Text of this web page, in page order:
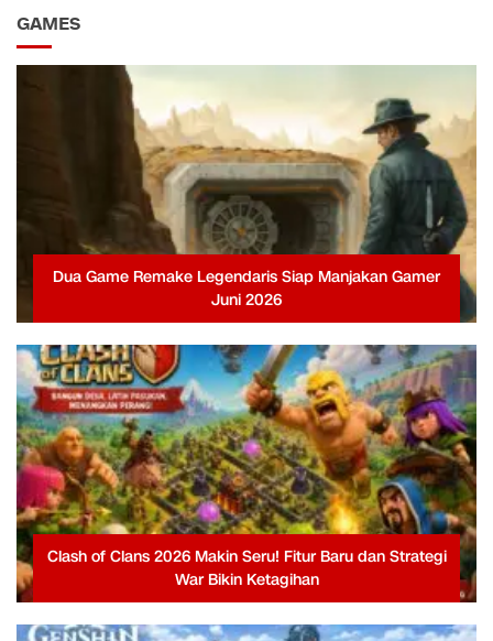
GAMES
Dua Game Remake Legendaris Siap Manjakan Gamer
Juni 2026
Clash of Clans 2026 Makin Seru! Fitur Baru dan Strategi
War Bikin Ketagihan